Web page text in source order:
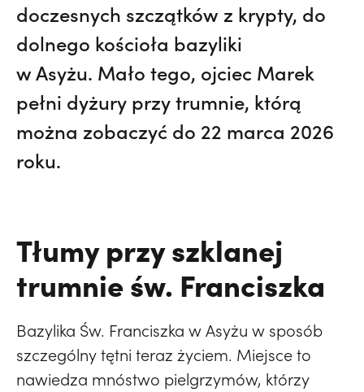
doczesnych szczątków z krypty, do
dolnego kościoła bazyliki
w Asyżu. Mało tego, ojciec Marek
pełni dyżury przy trumnie, którą
można zobaczyć do 22 marca 2026
roku.
Tłumy przy szklanej
trumnie św. Franciszka
Bazylika Św. Franciszka w Asyżu w sposób
szczególny tętni teraz życiem. Miejsce to
nawiedza mnóstwo pielgrzymów, którzy